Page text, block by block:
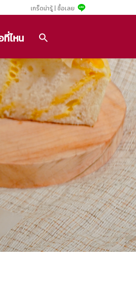
เกร็ดน่ารู้ | ซื้อเลย
ที่ไหน